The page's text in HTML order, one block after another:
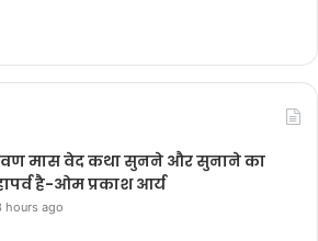
मास वेद कथा सुनने और सुनाने का
है-ओम प्रकाश आर्य
hours ago